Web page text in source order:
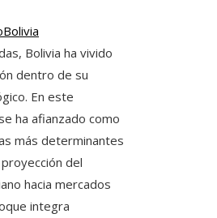
Bolivia
Bolivia ha vivido
dentro de su
En este
ha afianzado como
más determinantes
del
hacia mercados
integra